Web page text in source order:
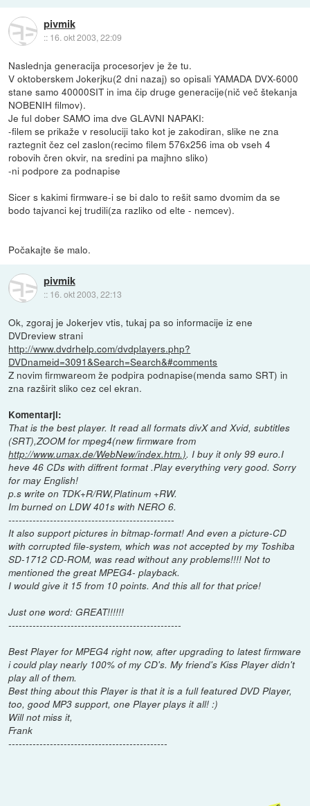
pivmik
:: 16. okt 2003, 22:09
Naslednja generacija procesorjev je že tu.
V oktoberskem Jokerjku(2 dni nazaj) so opisali YAMADA DVX-6000
stane samo 40000SIT in ima čip druge generacije(nič več štekanja
NOBENIH filmov).
Je ful dober SAMO ima dve GLAVNI NAPAKI:
-filem se prikaže v resoluciji tako kot je zakodiran, slike ne zna
raztegnit čez cel zaslon(recimo filem 576x256 ima ob vseh 4
robovih čren okvir, na sredini pa majhno sliko)
-ni podpore za podnapise
Sicer s kakimi firmware-i se bi dalo to rešit samo dvomim da se
bodo tajvanci kej trudili(za razliko od elte - nemcev).
Počakajte še malo.
pivmik
:: 16. okt 2003, 22:13
Ok, zgoraj je Jokerjev vtis, tukaj pa so informacije iz ene
DVDreview strani
http://www.dvdrhelp.com/dvdplayers.php?
DVDnameid=3091&Search=Search&#comments
Z novim firmwareom že podpira podnapise(menda samo SRT) in
zna razširit sliko cez cel ekran.
Komentarji:
That is the best player. It read all formats divX and Xvid, subtitles
(SRT),ZOOM for mpeg4(new firmware from
http://www.umax.de/WebNew/index.htm.). I buy it only 99 euro.I
heve 46 CDs with diffrent format .Play everything very good. Sorry
for may English!
p.s write on TDK+R/RW,Platinum +RW.
Im burned on LDW 401s with NERO 6.
------------------------------------------------
It also support pictures in bitmap-format! And even a picture-CD
with corrupted file-system, which was not accepted by my Toshiba
SD-1712 CD-ROM, was read without any problems!!!! Not to
mentioned the great MPEG4- playback.
I would give it 15 from 10 points. And this all for that price!
Just one word: GREAT!!!!!!
--------------------------------------------------
Best Player for MPEG4 right now, after upgrading to latest firmware
i could play nearly 100% of my CD's. My friend's Kiss Player didn't
play all of them.
Best thing about this Player is that it is a full featured DVD Player,
too, good MP3 support, one Player plays it all! :)
Will not miss it,
Frank
----------------------------------------------